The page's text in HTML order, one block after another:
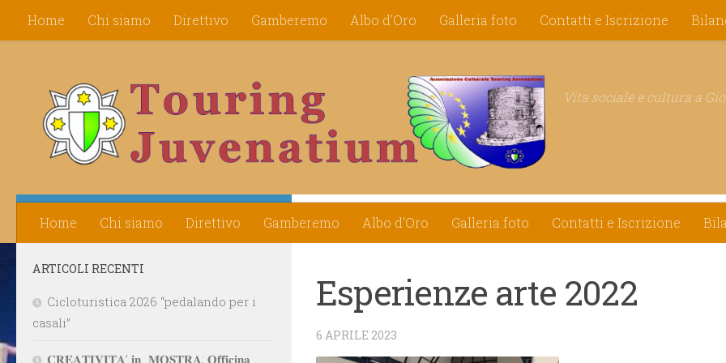
Salta al contenuto
Home Chi siamo Direttivo Gamberemo Albo d’Oro Galleria foto Contatti e Iscrizione
Vita sociale e cultura a
Home Chi siamo Direttivo Gamberemo Albo d’Oro Galleria foto Contatti e Iscrizione
ESPERIENZE ARTE 2022
Esperienze arte 2022
6 APRILE 2023
SEGUICI:
ARTICOLI RECENTI
Cicloturistica 2026 “pedalando per i
casali”
𝐂𝐑𝐄𝐀𝐓𝐈𝐕𝐈𝐓𝐀’ 𝐢𝐧…𝐌𝐎𝐒𝐓𝐑𝐀; 𝐎𝐟𝐟𝐢𝐜𝐢𝐧𝐚